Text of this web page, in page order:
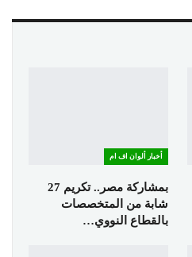
أخبار ألوان اف ام
بمشاركة مصر.. تكريم 27
شابة من المتخصصات
بالقطاع النووي…